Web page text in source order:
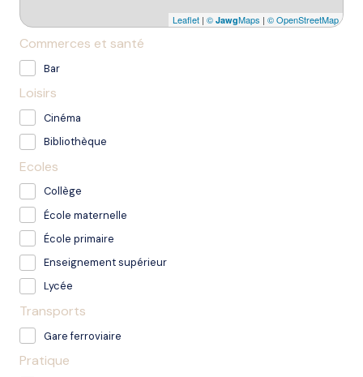
Leaflet | © JawgMaps | © OpenStreetMap
Commerces et santé
Bar
Loisirs
Cinéma
Bibliothèque
Ecoles
Collège
École maternelle
École primaire
Enseignement supérieur
Lycée
Transports
Gare ferroviaire
Pratique